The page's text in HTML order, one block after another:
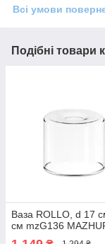
Всі умови
Подібні товари
Ваза ROLLO, d 17
см mzG136